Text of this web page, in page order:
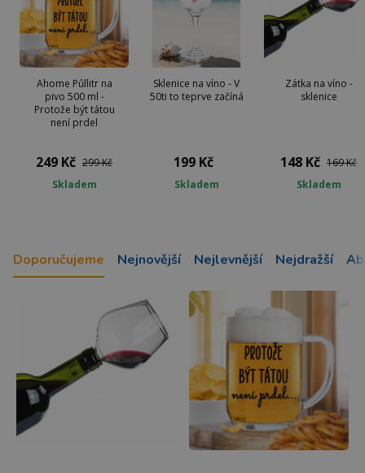
Ahome Půllitr na
pivo 500 ml -
Protože být tátou
není prdel
249 Kč 299 Kč
Skladem
Sklenice na víno - V
50ti to teprve začíná
199 Kč
Skladem
Zátka na víno -
sklenice
148 Kč 169 Kč
Skladem
Doporučujeme Nejnovější Nejlevnější Nejdražší